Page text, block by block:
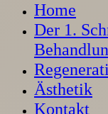
Menu
Home
Der 1.
Ästhetik
Kontakt